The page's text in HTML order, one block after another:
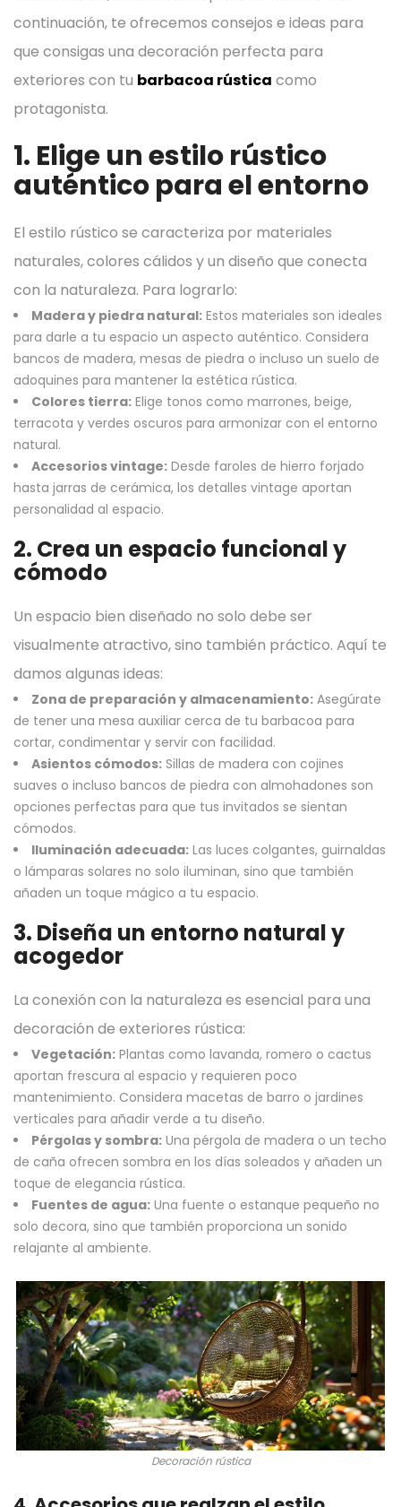
continuación, te ofrecemos consejos e ideas para
que consigas una decoración perfecta para
exteriores con tu barbacoa rústica como
protagonista.
1. Elige un estilo rústico
auténtico para el entorno
El estilo rústico se caracteriza por materiales
naturales, colores cálidos y un diseño que conecta
con la naturaleza. Para lograrlo:
Madera y piedra natural: Estos materiales son ideales
para darle a tu espacio un aspecto auténtico. Considera
bancos de madera, mesas de piedra o incluso un suelo de
adoquines para mantener la estética rústica.
Colores tierra: Elige tonos como marrones, beige,
terracota y verdes oscuros para armonizar con el entorno
natural.
Accesorios vintage: Desde faroles de hierro forjado
hasta jarras de cerámica, los detalles vintage aportan
personalidad al espacio.
2. Crea un espacio funcional y
cómodo
Un espacio bien diseñado no solo debe ser
visualmente atractivo, sino también práctico. Aquí te
damos algunas ideas:
Zona de preparación y almacenamiento: Asegúrate
de tener una mesa auxiliar cerca de tu barbacoa para
cortar, condimentar y servir con facilidad.
Asientos cómodos: Sillas de madera con cojines
suaves o incluso bancos de piedra con almohadones son
opciones perfectas para que tus invitados se sientan
cómodos.
Iluminación adecuada: Las luces colgantes, guirnaldas
o lámparas solares no solo iluminan, sino que también
añaden un toque mágico a tu espacio.
3. Diseña un entorno natural y
acogedor
La conexión con la naturaleza es esencial para una
decoración de exteriores rústica:
Vegetación: Plantas como lavanda, romero o cactus
aportan frescura al espacio y requieren poco
mantenimiento. Considera macetas de barro o jardines
verticales para añadir verde a tu diseño.
Pérgolas y sombra: Una pérgola de madera o un techo
de caña ofrecen sombra en los días soleados y añaden un
toque de elegancia rústica.
Fuentes de agua: Una fuente o estanque pequeño no
solo decora, sino que también proporciona un sonido
relajante al ambiente.
Decoración rústica